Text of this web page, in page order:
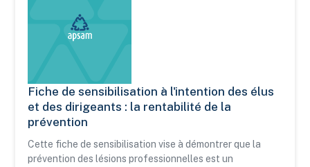
Fiche de sensibilisation à l'intention des élus et des
Fiche de sensibilisation à l'intention des élus
et des dirigeants : la rentabilité de la
prévention
Cette fiche de sensibilisation vise à démontrer que la
prévention des lésions professionnelles est un